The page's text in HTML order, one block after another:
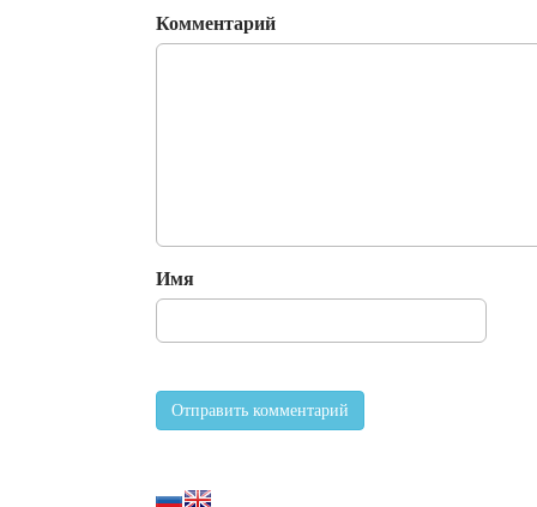
Комментарий
Имя